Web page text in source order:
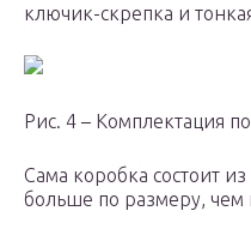
ключик-скрепка и
Рис. 4 – Комплектация
Сама коробка состоит
больше по размеру, чем